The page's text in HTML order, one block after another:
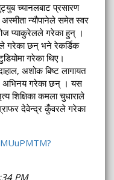
च्यानलबाट प्रसारण
न्यौपानेले समेत स्वर
प्याकुरेलले गरेका हुन् ।
ले गरेका छन् भने रेकर्डिक
गरेका थिए।
अशोक बिष्ट लागायत
अभिनय गरेका छन् । यस
शिक्षिका कमला चुधाराले
देवेन्द्र कुँवरले गरेका
PM